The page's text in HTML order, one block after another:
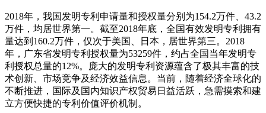
2018年，我国发明专利申请量和授权量分别为154.2万件、43.2
万件，均居世界第一。截至2018年底，全国有效发明专利拥有
量达到160.2万件，仅次于美国、日本，居世界第三。2018
年，广东省发明专利授权量为53259件，约占全国当年发明专
利授权总量的12%。庞大的发明专利资源蕴含了极其丰富的技
术创新、市场竞争及经济效益信息。当前，随着经济全球化的
不断推进，国际及国内知识产权贸易日益活跃，急需摸索和建
立方便快捷的专利价值评价机制。